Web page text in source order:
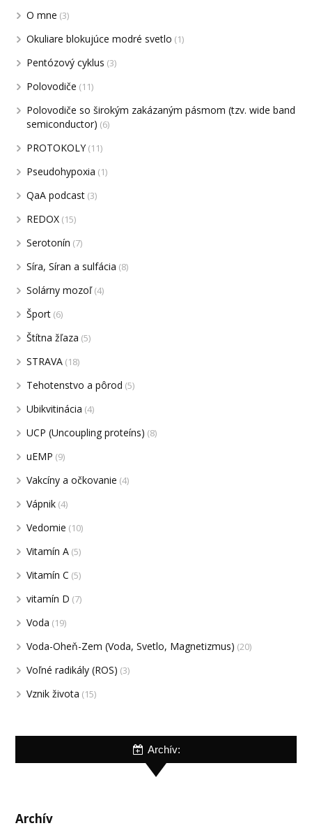
O mne (3)
Okuliare blokujúce modré svetlo (1)
Pentózový cyklus (3)
Polovodiče (11)
Polovodiče so širokým zakázaným pásmom (tzv. wide band
semiconductor) (6)
PROTOKOLY(11)
Pseudohypoxia (1)
QaA podcast (3)
REDOX (15)
Serotonín (7)
Síra, Síran a sulfácia (8)
Solárny mozoľ(4)
Šport (6)
Štítna žľaza (5)
STRAVA (18)
Tehotenstvo a pôrod (5)
Ubikvitinácia (4)
UCP (Uncoupling proteíns) (8)
uEMP (9)
Vakcíny a očkovanie (4)
Vápnik (4)
Vedomie (10)
Vitamín A (5)
Vitamín C (5)
vitamín D (7)
Voda (19)
Voda-Oheň-Zem (Voda, Svetlo, Magnetizmus) (20)
Voľné radikály (ROS) (3)
Vznik života (15)
Archív:
Archív